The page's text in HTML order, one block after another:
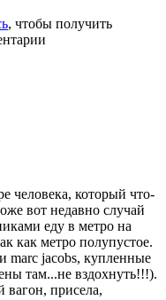
, чтобы получить
человека, который что-
вот недавно случай
еду в метро на
как метро полупустое.
marc jacobs, купленные
там...не вздохнуть!!!).
присела,